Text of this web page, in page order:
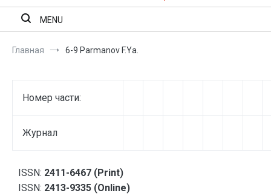
MENU
Главная 6-9 Parmanov F.Ya.
Номер части:
Журнал
ISSN: 2411-6467 (Print)
ISSN: 2413-9335 (Online)